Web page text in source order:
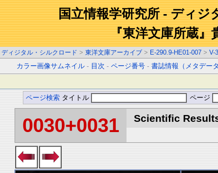
国立情報学研究所 - ディジ
『東洋文庫所蔵』
ディジタル・シルクロード > 東洋文庫アーカイブ > E-290.9-HE01-007 > V-3
カラー画像サムネイル - 目次 -ページ番号 -書誌情報（メタデー
ページ検索 タイトル ページ
0030+0031 Scientific